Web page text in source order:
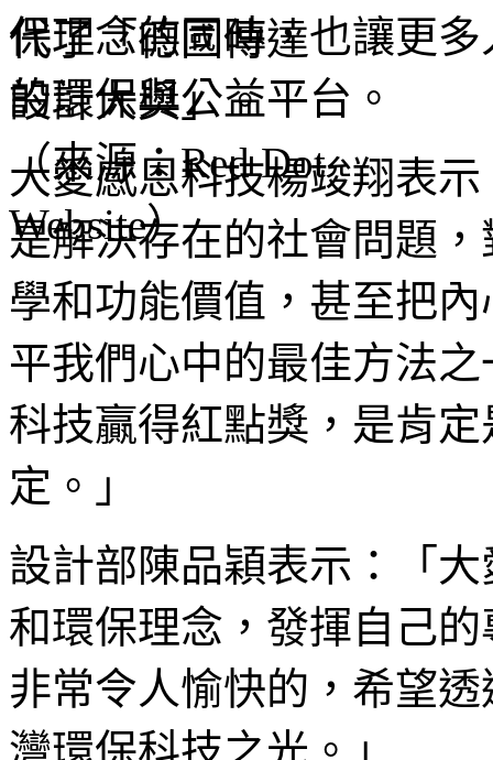
保理念的同時，也讓更
的環保與公益平台。
大愛感恩科技楊竣翔表
是解決存在的社會問題
學和功能價值，甚至把
平我們心中的最佳方法
科技贏得紅點獎，是肯
定。」
設計部陳品穎表示：「
和環保理念，發揮自己
非常令人愉快的，希望
灣環保科技之光。」